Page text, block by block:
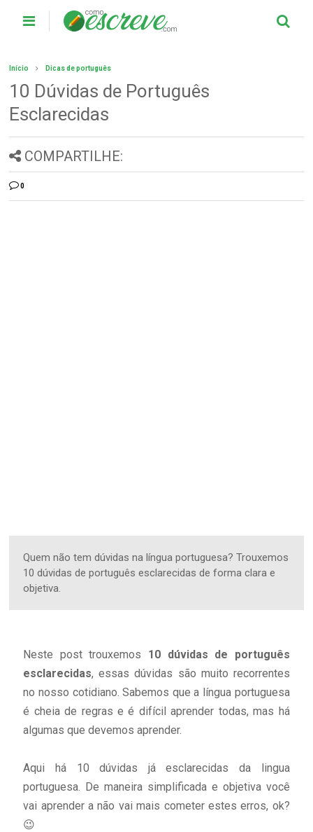
Início Dicas de português
10 Dúvidas de Português
Esclarecidas
COMPARTILHE:
0
Quem não tem dúvidas na língua portuguesa? Trouxemos
10 dúvidas de português esclarecidas de forma clara e
objetiva.
Neste post trouxemos 10 dúvidas de português
esclarecidas, essas dúvidas são muito recorrentes
no nosso cotidiano. Sabemos que a língua portuguesa
é cheia de regras e é difícil aprender todas, mas há
algumas que devemos aprender.
Aqui há 10 dúvidas já esclarecidas da lingua
portuguesa. De maneira simplificada e objetiva você
vai aprender a não vai mais cometer estes erros, ok?
😉